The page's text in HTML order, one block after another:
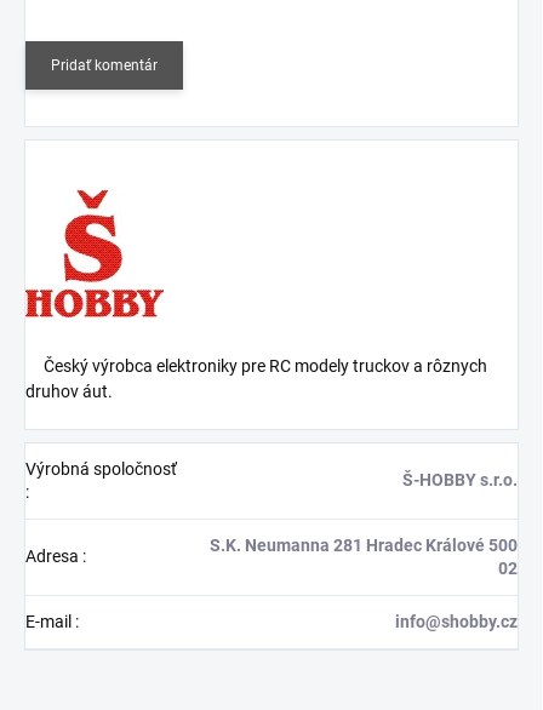
Pridať komentár
Český výrobca elektroniky pre RC modely truckov a rôznych
druhov áut.
Výrobná spoločnosť
:
Š-HOBBY s.r.o.
Adresa :
S.K. Neumanna 281 Hradec Králové 500
02
E-mail : info@shobby.cz